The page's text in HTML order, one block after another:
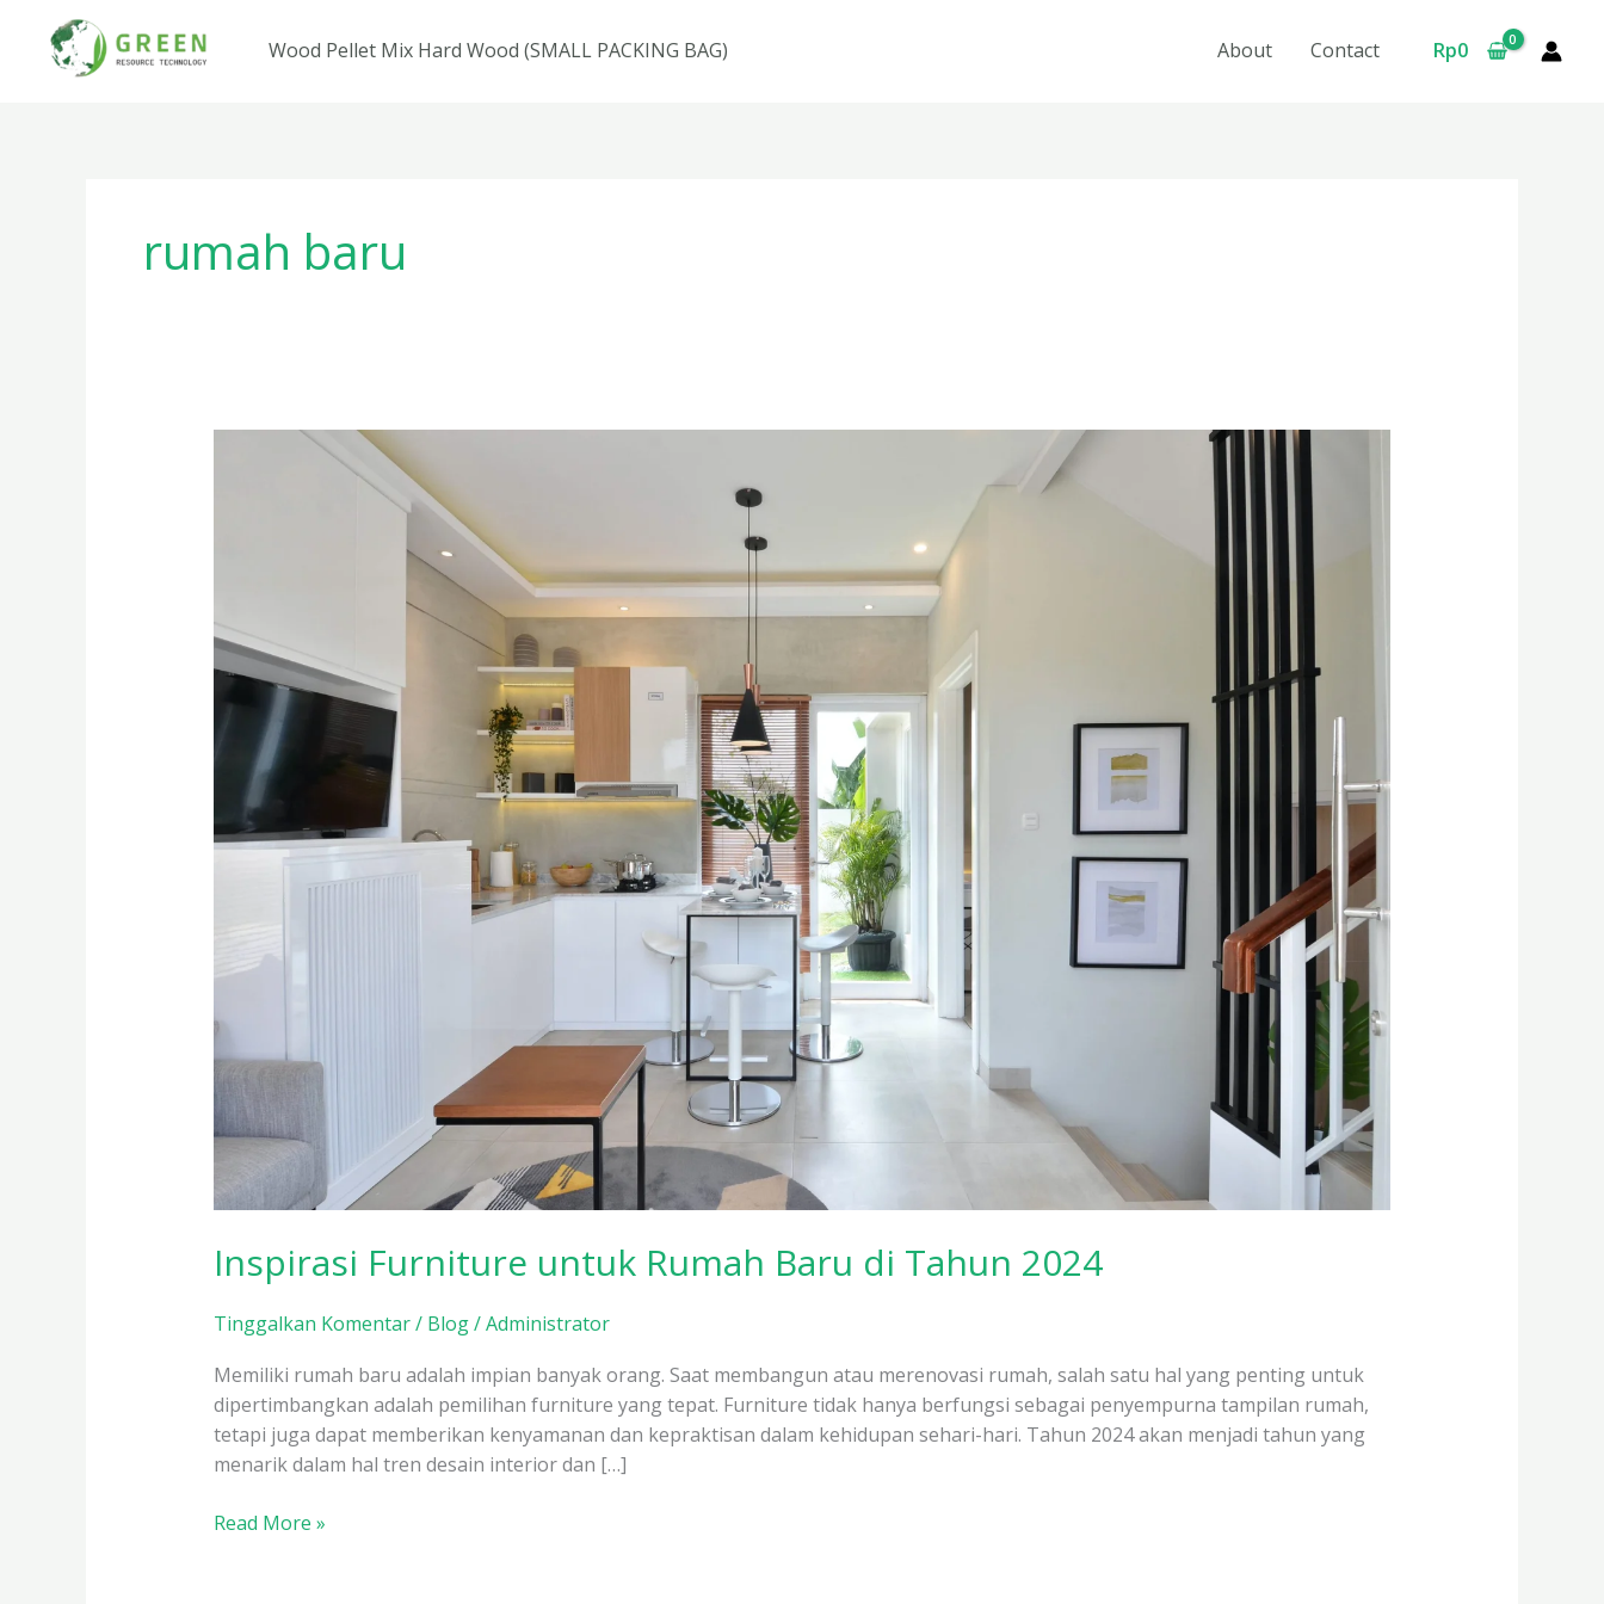
konten
Wood Pellet Mix Hard Wood (SMALL PACKING BAG) About Contact Rp0
rumah baru
Inspirasi Furniture untuk Rumah Baru di Tahun 2024
Tinggalkan Komentar/ Blog/Administrator
Memiliki rumah baru adalah impian banyak orang. Saat membangun atau merenovasi rumah, salah satu hal yang penting untuk
dipertimbangkan adalah pemilihan furniture yang tepat. Furniture tidak hanya berfungsi sebagai penyempurna tampilan rumah,
tetapi juga dapat memberikan kenyamanan dan kepraktisan dalam kehidupan sehari-hari. Tahun 2024 akan menjadi tahun yang
menarik dalam hal tren desain interior dan […]
Tahun
2024
Read More »